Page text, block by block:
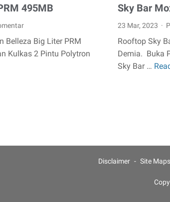
495MB
Belleza Big Liter PRM
Kulkas 2 Pintu Polytron
Sky Bar
23 Mar, 2023
Rooftop Sky
Demia. Buka
Sky Bar …
Disclaimer Site Maps